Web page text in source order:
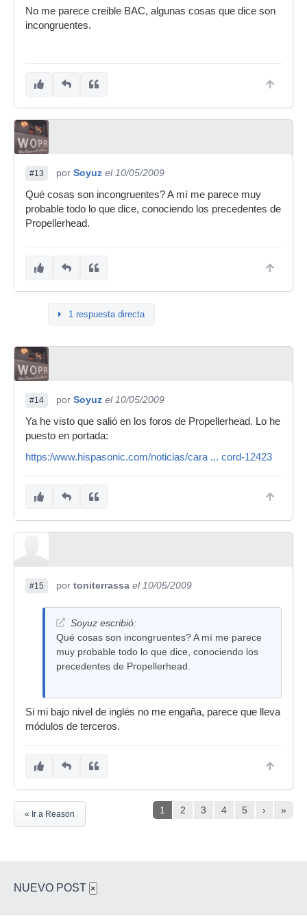
No third-party plugins are supported, but
it can be ReWired
. As with Reason, Record is a
computer.
12.The price is $249, $149 for registered
No me parece creible BAC, algunas cosas que dice son
incongruentes.
#13 por Soyuz el 10/05/2009
Qué cosas son incongruentes? A mí me parece muy
probable todo lo que dice, conociendo los precedentes de
Propellerhead.
1 respuesta directa
#14 por Soyuz el 10/05/2009
Ya he visto que salió en los foros de Propellerhead. Lo he
puesto en portada:
https:/www.hispasonic.com/noticias/cara ... cord-12423
#15 por toniterrassa el 10/05/2009
Soyuz escribió:
Qué cosas son incongruentes? A mí me parece
muy probable todo lo que dice, conociendo los
precedentes de Propellerhead.
Si mi bajo nivel de inglés no me engaña, parece que lleva
módulos de terceros.
1 2 3 4 5 › »
« Ir a Reason
NUEVO POST ×